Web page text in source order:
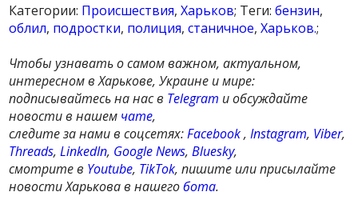
Категории: Происшествия,Харьков; Теги:бензин,
облил, подростки, полиция,станичное,Харьков.;
Чтобы узнавать о самом важном, актуальном,
интересном в Харькове, Украине и мире:
подписывайтесь на нас в Telegram и обсуждайте
новости в нашем чате,
следите за нами в соцсетях:Facebook,Instagram, Viber,
Threads,LinkedIn, Google News,Bluesky,
смотрите в Youtube, TikTok, пишите или присылайте
новости Харькова в нашегобота.